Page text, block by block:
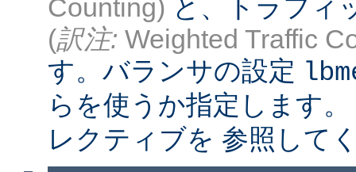
Counting) と、トラフィ
(訳注: Weighted Traffic
す。バランサの設定
らを使うか指定します
レクティブを 参照して